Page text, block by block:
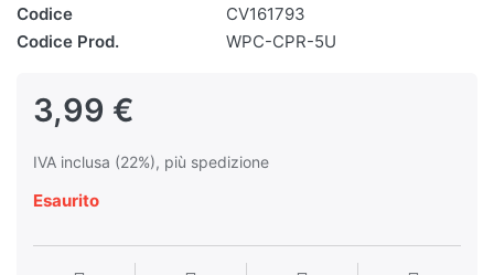
Codice
CV161793
Codice Prod.
WPC-CPR-5U
3,99 €
IVA inclusa (22%), più spedizione
Esaurito